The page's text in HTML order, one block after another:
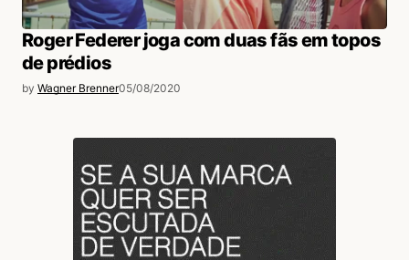
Roger Federer joga com duas fãs em topos
de prédios
by Wagner Brenner05/08/2020